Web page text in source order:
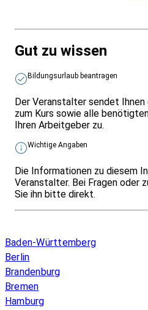
Gut zu wissen
Bildungsurlaub beantragen
Der Veranstalter sendet
zum Kurs sowie alle
Ihren Arbeitgeber zu.
Wichtige Angaben
Die Informationen zu diesem
Veranstalter. Bei Fragen oder
Sie ihn bitte direkt.
Baden-Württemberg
Berlin
Brandenburg
Bremen
Hamburg